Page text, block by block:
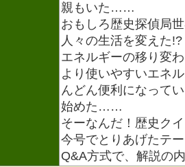
親もいた……
おもしろ歴史探偵局
人々の生活を変えた!?
エネルギーの移り変
より使いやすいエネ
んどん便利になって
始めた……
そーなんだ！歴史ク
今号でとりあげたテ
Q&A方式で、解説の